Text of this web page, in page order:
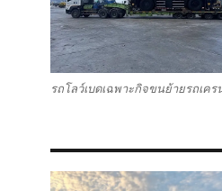
รถโลว์เบดเฉพาะกิจขนย้ายรถเคร